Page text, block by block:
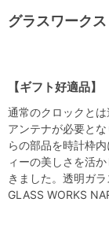
グラスワーク
【ギフト好適品】
通常のクロックと
アンテナが必要と
らの部品を時計枠
ィーの美しさを活
きました。透明ガ
GLASS WORKS